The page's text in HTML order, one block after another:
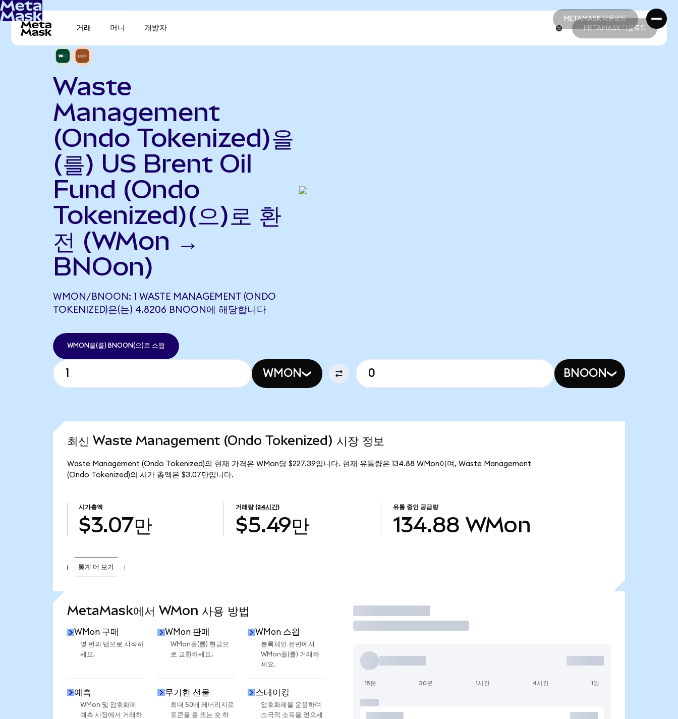
METAMASK 다운로드
METAMASK 다운로드
거래 머니 개발자 METAMASK 다운로드
Waste
Management
(Ondo Tokenized)을
(를) US Brent Oil
Fund (Ondo
Tokenized)(으)로 환
전 (WMon →
BNOon)
WMON/BNOON: 1 WASTE MANAGEMENT (ONDO
TOKENIZED)은(는) 4.8206 BNOON에 해당합니다
WMON을(를) BNOON(으)로 스왑
WMON BNOON
최신 Waste Management (Ondo Tokenized) 시장 정보
Waste Management (Ondo Tokenized)의 현재 가격은 WMon당 $227.39입니다. 현재 유통량은 134.88 WMon이며, Waste Management
(Ondo Tokenized)의 시가 총액은 $3.07만입니다.
시가총액
$3.07만
거래량 (24시간)
$5.49만
유통 중인 공급량
134.88 WMon
통계 더 보기
MetaMask에서 WMon 사용 방법
WMon 구매
몇 번의 탭으로 시작하
세요.
WMon 판매
WMon을(를) 현금으
로 교환하세요.
WMon 스왑
블록체인 전반에서
WMon을(를) 거래하
세요.
예측
WMon 및 암호화폐
예측 시장에서 거래하
무기한 선물
최대 50배 레버리지로
토큰을 롱 또는 숏 하
스테이킹
암호화폐를 운용하여
소극적 소득을 얻으세
거래
15분 30분 1시간 4시간 1일